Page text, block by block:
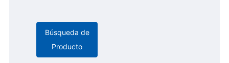
Búsqueda de
Producto